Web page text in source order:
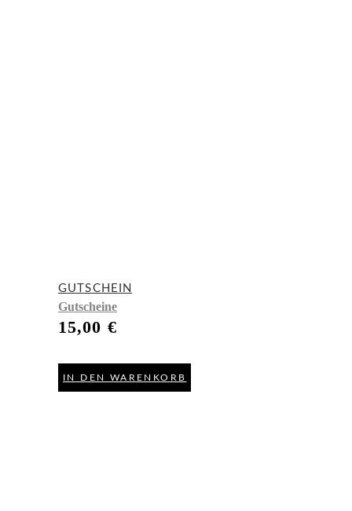
GUTSCHEIN
Gutscheine
15,00 €
IN DEN WARENKORB